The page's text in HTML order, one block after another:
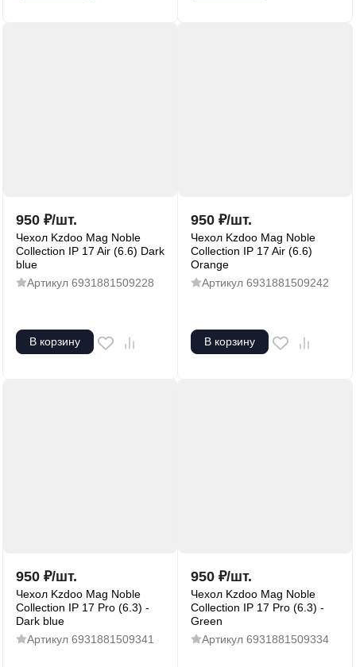
950 ₽/шт.
Чехол Kzdoo Mag Noble
Collection IP 17 Air (6.6) Dark
blue
Артикул 6931881509228
В корзину
950 ₽/шт.
Чехол Kzdoo Mag Noble
Collection IP 17 Air (6.6)
Orange
Артикул 6931881509242
В корзину
950 ₽/шт.
Чехол Kzdoo Mag Noble
Collection IP 17 Pro (6.3) -
Dark blue
Артикул 6931881509341
950 ₽/шт.
Чехол Kzdoo Mag Noble
Collection IP 17 Pro (6.3) -
Green
Артикул 6931881509334